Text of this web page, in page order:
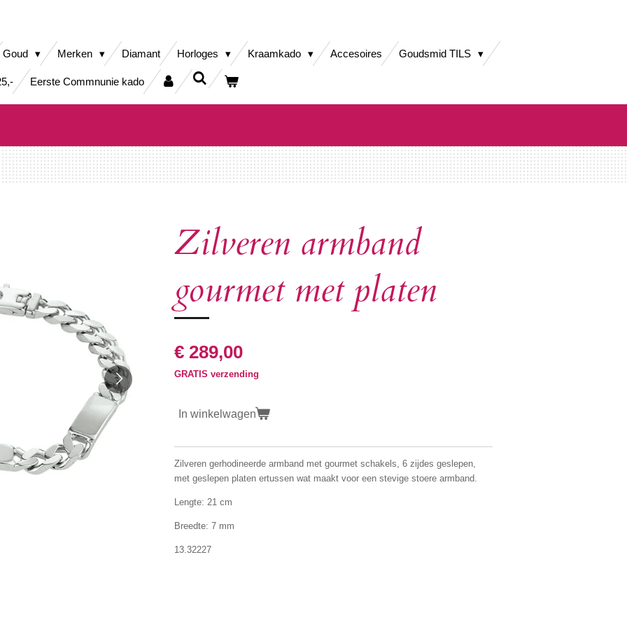
Goud Merken Diamant Horloges Kraamkado Accesoires Goudsmid TILS
Eerste Commnunie kado
Zilveren armband
gourmet met platen
€ 289,00
GRATIS verzending
In winkelwagen
Zilveren gerhodineerde armband met gourmet schakels, 6 zijdes geslepen,
met geslepen platen ertussen wat maakt voor een stevige stoere armband.
Lengte: 21 cm
Breedte: 7 mm
13.32227